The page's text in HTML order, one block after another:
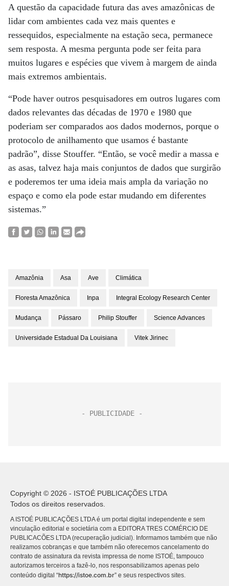
A questão da capacidade futura das aves amazônicas de
lidar com ambientes cada vez mais quentes e
ressequidos, especialmente na estação seca, permanece
sem resposta. A mesma pergunta pode ser feita para
muitos lugares e espécies que vivem à margem de ainda
mais extremos ambientais.
“Pode haver outros pesquisadores em outros lugares com
dados relevantes das décadas de 1970 e 1980 que
poderiam ser comparados aos dados modernos, porque o
protocolo de anilhamento que usamos é bastante
padrão”, disse Stouffer. “Então, se você medir a massa e
as asas, talvez haja mais conjuntos de dados que surgirão
e poderemos ter uma ideia mais ampla da variação no
espaço e como ela pode estar mudando em diferentes
sistemas.”
Amazônia Asa Ave Climática
Floresta Amazônica Inpa Integral Ecology Research Center
Mudança Pássaro Philip Stouffer Science Advances
Universidade Estadual Da Louisiana Vitek Jirinec
Copyright © 2026 - ISTOÉ PUBLICAÇÕES LTDA
Todos os direitos reservados.
A ISTOÉ PUBLICAÇÕES LTDA é um portal digital independente e sem
vinculação editorial e societária com a EDITORA TRES COMÉRCIO DE
PUBLICACÕES LTDA (recuperação judicial). Informamos também que não
realizamos cobranças e que também não oferecemos cancelamento do
contrato de assinatura da revista impressa de nome ISTOÉ, tampouco
autorizamos terceiros a fazê-lo, nos responsabilizamos apenas pelo
conteúdo digital “https://istoe.com.br” e seus respectivos sites.